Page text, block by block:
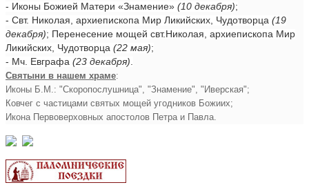
- Иконы Божией Матери «Знамение» (10 декабря);
- Свт. Николая, архиепископа Мир Ликийских, Чудотворца (19
декабря); Перенесение мощей свт.Николая, архиепископа Мир
Ликийских, Чудотворца (22 мая);
- Мч. Евграфа (23 декабря)
Святыни в нашем храме:
Иконы Б.М.: "Скоропослушница", "Знамение", "Иверская";
Ковчег с частицами святых мощей угодников Божиих;
Икона Первоверховных апостолов Петра и Павла.